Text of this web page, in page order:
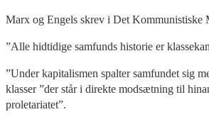
Marx og Engels skrev i Det Kommunistiske
”Alle hidtidige samfunds historie er
”Under kapitalismen spalter samfundet sig
klasser ”der står i direkte modsætning til
proletariatet”.